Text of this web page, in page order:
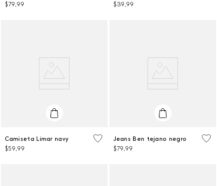
$79,99
AGREGAR AL CARRITO
$39,99
L
Camiseta Limar navy
$59,99
38
Jeans Ben tejano negro
$79,99